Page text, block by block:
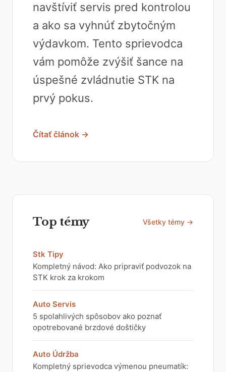
navštíviť servis pred kontrolou
a ako sa vyhnúť zbytočným
výdavkom. Tento sprievodca
vám pomôže zvýšiť šance na
úspešné zvládnutie STK na
prvý pokus.
Čítať článok →
Top témy Všetky témy →
Stk Tipy
Kompletný návod: Ako pripraviť podvozok na
STK krok za krokom
Auto Servis
5 spolahlivých spôsobov ako poznať
opotrebované brzdové doštičky
Auto Údržba
Kompletný sprievodca výmenou pneumatík: